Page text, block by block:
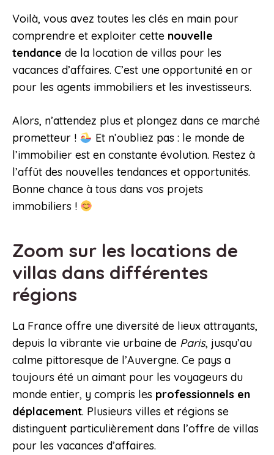
Voilà, vous avez toutes les clés en main pour
comprendre et exploiter cette nouvelle
tendance de la location de villas pour les
vacances d’affaires. C’est une opportunité en or
pour les agents immobiliers et les investisseurs.
Alors, n’attendez plus et plongez dans ce marché
prometteur !
Et n’oubliez pas : le monde de
l’immobilier est en constante évolution. Restez à
l’affût des nouvelles tendances et opportunités.
Bonne chance à tous dans vos projets
immobiliers !
Zoom sur les locations de
villas dans différentes
régions
La France offre une diversité de lieux attrayants,
depuis la vibrante vie urbaine de Paris, jusqu’au
calme pittoresque de l’Auvergne. Ce pays a
toujours été un aimant pour les voyageurs du
monde entier, y compris les professionnels en
déplacement. Plusieurs villes et régions se
distinguent particulièrement dans l’offre de villas
pour les vacances d’affaires.